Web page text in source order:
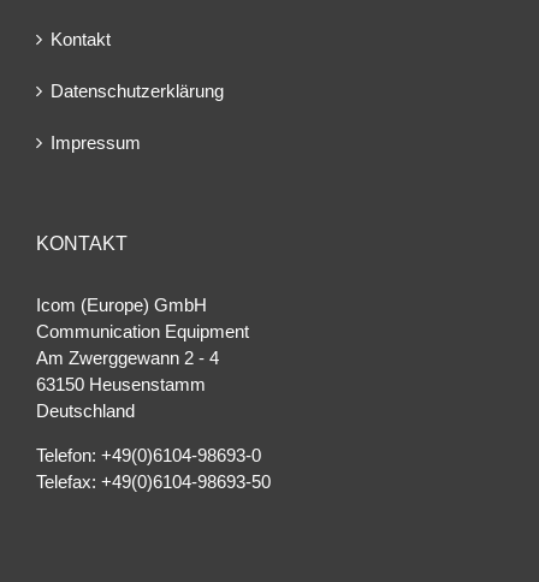
Kontakt
Datenschutzerklärung
Impressum
KONTAKT
Icom (Europe) GmbH
Communication Equipment
Am Zwerggewann 2 ‐ 4
63150 Heusenstamm
Deutschland
Telefon: +49(0)6104-98693-0
Telefax: +49(0)6104-98693-50